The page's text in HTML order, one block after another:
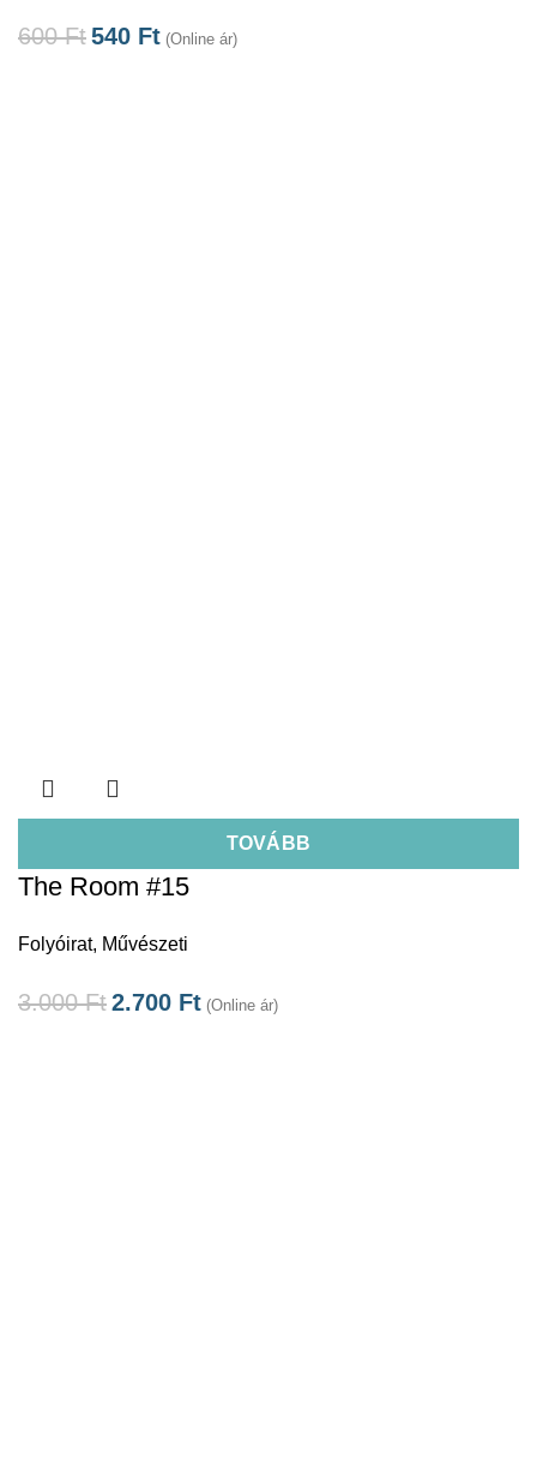
600Ft540 Ft (Online ár)
TOVÁBB
The Room #15
Folyóirat, Művészeti
3.000Ft2.700 Ft (Online ár)